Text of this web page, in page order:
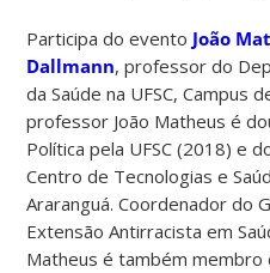
Participa do evento João
Dallmann, professor do
da Saúde na UFSC, Campus
professor João Matheus é
Política pela UFSC (2018) e
Centro de Tecnologias e
Araranguá. Coordenador do
Extensão Antirracista em
Matheus é também membro